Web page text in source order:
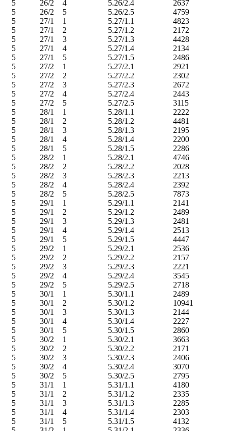
5
26/2 4 5.26/2.4
2637
5
26/2 5 5.26/2.5
4759
5
27/1 1 5.27/1.1
4823
5
27/1 2 5.27/1.2
2172
5
27/1 3 5.27/1.3
4428
5
27/1 4 5.27/1.4
2134
5
27/1 5 5.27/1.5
2486
5
27/2 1 5.27/2.1
2921
5
27/2 2 5.27/2.2
2302
5
27/2 3 5.27/2.3
2672
5
27/2 4 5.27/2.4
2443
5
27/2 5 5.27/2.5
3115
5
28/1 1 5.28/1.1
2222
5
28/1 2 5.28/1.2
4481
5
28/1 3 5.28/1.3
2195
5
28/1 4 5.28/1.4
2200
5
28/1 5 5.28/1.5
2286
5
28/2 1 5.28/2.1
4746
5
28/2 2 5.28/2.2
2028
5
28/2 3 5.28/2.3
2213
5
28/2 4 5.28/2.4
2392
5
28/2 5 5.28/2.5
7873
5
29/1 1 5.29/1.1
2141
5
29/1 2 5.29/1.2
2489
5
29/1 3 5.29/1.3
2481
5
29/1 4 5.29/1.4
2513
5
29/1 5 5.29/1.5
4447
5
29/2 1 5.29/2.1
2536
5
29/2 2 5.29/2.2
2157
5
29/2 3 5.29/2.3
2221
5
29/2 4 5.29/2.4
3545
5
29/2 5 5.29/2.5
2718
5
30/1 1 5.30/1.1
2489
5
30/1 2 5.30/1.2
10941
5
30/1 3 5.30/1.3
2144
5
30/1 4 5.30/1.4
2227
5
30/1 5 5.30/1.5
2860
5
30/2 1 5.30/2.1
3663
5
30/2 2 5.30/2.2
2171
5
30/2 3 5.30/2.3
2406
5
30/2 4 5.30/2.4
3070
5
30/2 5 5.30/2.5
2795
5
31/1 1 5.31/1.1
4180
5
31/1 2 5.31/1.2
2335
5
31/1 3 5.31/1.3
2285
5
31/1 4 5.31/1.4
2303
5
31/1 5 5.31/1.5
4132